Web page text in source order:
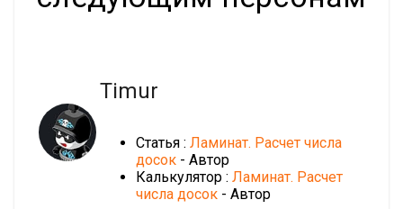
Timur
Статья : Ламинат. Расчет числа
досок - Автор
Калькулятор : Ламинат. Расчет
числа досок - Автор